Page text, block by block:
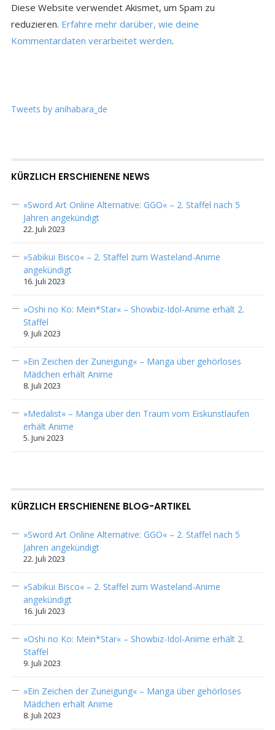
Diese Website verwendet Akismet, um Spam zu
reduzieren. Erfahre mehr darüber, wie deine
Kommentardaten verarbeitet werden.
Tweets by anihabara_de
KÜRZLICH ERSCHIENENE NEWS
»Sword Art Online Alternative: GGO« – 2. Staffel nach 5
Jahren angekündigt
22. Juli 2023
»Sabikui Bisco« – 2. Staffel zum Wasteland-Anime
angekündigt
16. Juli 2023
»Oshi no Ko: Mein*Star« – Showbiz-Idol-Anime erhält 2.
Staffel
9. Juli 2023
»Ein Zeichen der Zuneigung« – Manga über gehörloses
Mädchen erhält Anime
8. Juli 2023
»Medalist« – Manga über den Traum vom Eiskunstlaufen
erhält Anime
5. Juni 2023
KÜRZLICH ERSCHIENENE BLOG-ARTIKEL
»Sword Art Online Alternative: GGO« – 2. Staffel nach 5
Jahren angekündigt
22. Juli 2023
»Sabikui Bisco« – 2. Staffel zum Wasteland-Anime
angekündigt
16. Juli 2023
»Oshi no Ko: Mein*Star« – Showbiz-Idol-Anime erhält 2.
Staffel
9. Juli 2023
»Ein Zeichen der Zuneigung« – Manga über gehörloses
Mädchen erhält Anime
8. Juli 2023